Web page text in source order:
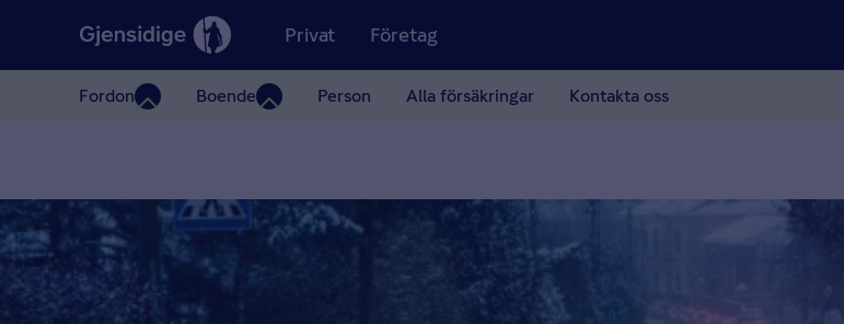
Privat
Fordon Boende Person Alla försäkringar Kontakta oss
Företag